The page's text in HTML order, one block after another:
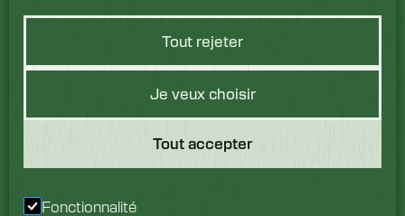
Tout rejeter
Je veux choisir
Tout accepter
Fonctionnalité
Vous avez une
question ?
Nous aimerions avoir de
notre équipe dès